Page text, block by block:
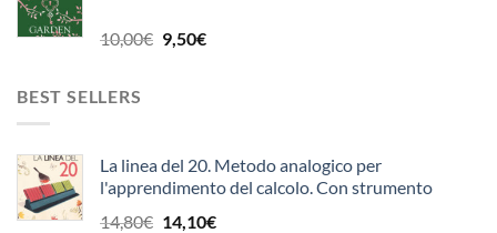
18,00€.
10,00€ Il
9,50€Il
BEST SELLERS
La linea del 20. Metodo analogico per
l'apprendimento del calcolo. Con strumento
14,80€ Il
14,10€Il